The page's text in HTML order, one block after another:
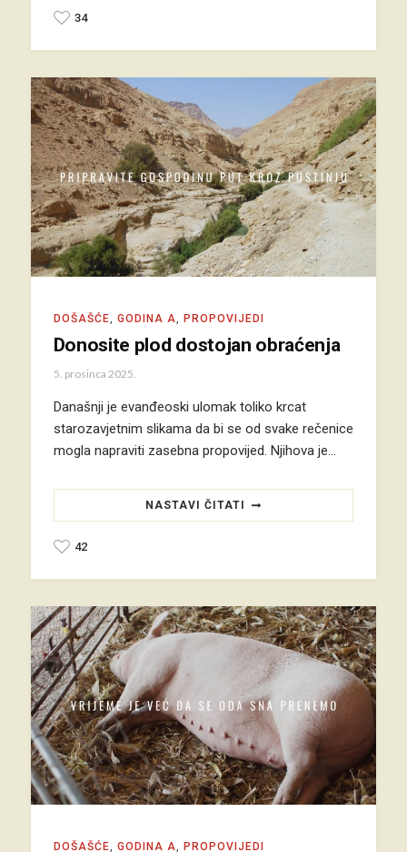
34
DOŠAŠĆE GODINA A PROPOVIJEDI
Donosite plod dostojan obraćenja
5. prosinca 2025.
Današnji je evanđeoski ulomak toliko krcat
starozavjetnim slikama da bi se od svake rečenice
mogla napraviti zasebna propovijed. Njihova je…
NASTAVI ČITATI
42
DOŠAŠĆE, GODINA A, PROPOVIJEDI